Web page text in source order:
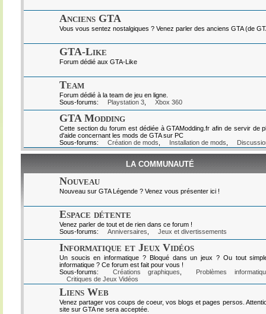
Anciens GTA
Vous vous sentez nostalgiques ? Venez parler des anciens GTA (de
GTA-Like
Forum dédié aux GTA-Like
Team
Forum dédié à la team de jeu en ligne.
Sous-forums:
Playstation 3, Xbox 360
GTA Modding
Cette section du forum est dédiée à GTAModding.fr afin de servir de
d'aide concernant les mods de GTA sur PC
Sous-forums:
Création de mods Installation de mods
LA COMMUNAUTÉ
Nouveau
Nouveau sur GTA Légende ? Venez vous présenter ici !
Espace détente
Venez parler de tout et de rien dans ce forum !
Sous-forums:
Anniversaires Jeux et divertissements
Informatique et Jeux Vidéos
Un soucis en informatique ? Bloqué dans un jeux ? Ou tout
informatique ? Ce forum est fait pour vous !
Sous-forums:
Créations graphiques
Problèmes
Critiques de Jeux Vidéos
Liens Web
Venez partager vos coups de coeur, vos blogs et pages persos.
site sur GTA ne sera acceptée.